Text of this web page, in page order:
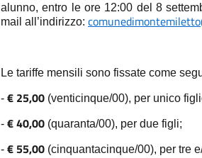
alunno, entro le ore 12:00 del 8
mail all’indirizzo:
Le tariffe mensili sono fissate come
- € 25,00(venticinque/00), per unico
- € 40,00(quaranta/00), per due figli;
- € 55,00(cinquantacinque/00), per tre